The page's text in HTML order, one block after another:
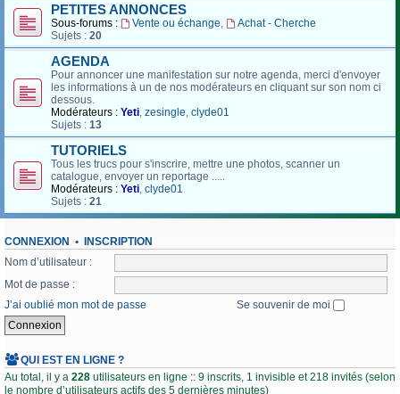
PETITES ANNONCES
Sous-forums : Vente ou échange,
Achat - Cherche
Sujets : 20
AGENDA
Pour annoncer une manifestation sur notre agenda, merci d'envoyer
les informations à un de nos modérateurs en cliquant sur son nom ci
dessous.
Modérateurs : Yeti, zesingle, clyde01
Sujets : 13
TUTORIELS
Tous les trucs pour s'inscrire, mettre une photos, scanner un
catalogue, envoyer un reportage .....
Modérateurs : Yeti, clyde01
Sujets : 21
CONNEXION • INSCRIPTION
Nom d’utilisateur :
Mot de passe :
J’ai oublié mon mot de passe
Se souvenir de moi
QUI EST EN LIGNE ?
Au total, il y a 228 utilisateurs en ligne :: 9 inscrits, 1 invisible et 218 invités (selon
le nombre d’utilisateurs actifs des 5 dernières minutes)